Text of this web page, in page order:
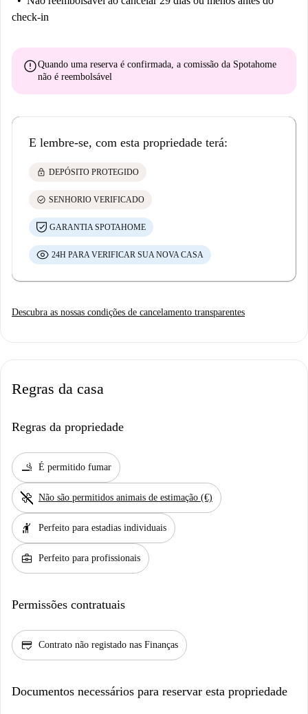
check-in
errorQuando uma reserva é confirmada, a comissão da Spotahome
não é reembolsável
E lembre-se, com esta propriedade terá:
lock DEPÓSITO PROTEGIDO
check_circle SENHORIO VERIFICADO
GARANTIA SPOTAHOME
24H PARA VERIFICAR SUA NOVA CASA
Descubra as nossas condições de cancelamento transparentes
Regras da casa
Regras da propriedade
smoking_rooms É permitido fumar
pet_supplies Não são permitidos animais de estimação (€)
hail Perfeito para estadias individuais
business_center Perfeito para profissionais
Permissões contratuais
credit_score Contrato não registado nas Finanças
Documentos necessários para reservar esta propriedade